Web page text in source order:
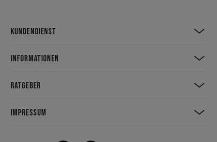
KUNDENDIENST
INFORMATIONEN
RATGEBER
IMPRESSUM